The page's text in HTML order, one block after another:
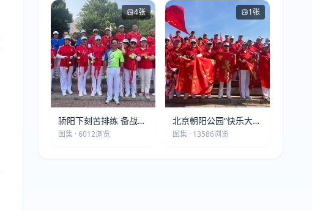
4张
骄阳下刻苦排练 备战第
五届莫斯科世界大健康
图集 · 6012浏览
1张
北京朝阳公园“快乐大本
营”建党105周年庆祝活
图集 · 13586浏览